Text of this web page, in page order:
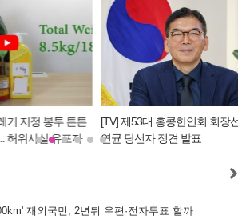
정 봉투 튼튼
사실 유포자
[TV] 제53대 홍콩한인회 회장선거 탁
연균 당선자 정견 발표
재외국민, 2년뒤 우편·전자투표 할까